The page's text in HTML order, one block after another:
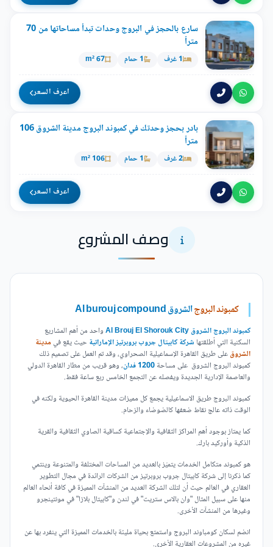
سارع بالحجز في البروج وحدات تبدأ مساحاتها من 70
متراً
1 غرف 1 حمام 67 m²
اعرف السعر
بادر بحجز وحدتك في كمبوند البروج مدينة الشروق 106
متراً
2 غرف 1 حمام 106 m²
اعرف السعر
وصف المشروع
كمبوند البروجالشروق Al burouj compound
كمبوند البروج الشروق Al Brouj El Shorouk City
واحد من أهم المشاريع
السكنية التي أطلقتها شركة كابيتال جروب بروبرتيز الإماراتية حيث يقع فيمدينة
الشروقعلى طريق القاهرة الإسماعيلية الصحراوي، وقد تم العمل على تصميم ذلك
كمبوند البروج الشروق على مساحة1200 فدان ، وهو قريب من مطارالقاهرة الدولي
والعاصمة الإدارية الجديدة ويفصله عن التجمع الخامس ربع ساعة فقط.
كمبوند البروج طريق الاسماعيلية يجمع كل مميزات مدينة القاهرة الحيوية ولكنه في
الوقت ذاته عالج نقاط ضعفها كالضوضاء والزحام.
كما يمتاز بوجود أهم المراكز الثقافية والإجتماعية كساقية الصاوي الثقافية والقرية
الذكية وأوركيد بارك.
هو كمبوند متكامل الخدمات يتميّز بالعديد من المساحات المختلفة والمتنوعة وينتمي
كما ذكرنا إلى شركة كابيتال جروب بروبرتيز من الشركات الرائدة في مجال التطوير
العقاري في العالم حيث أن لتلك الشركة العديد من المنشآت المميزة في كافة أنحاء العالم
منها على سبيل المثال "وان بالاس ستريت" في لندن و"كابيتال بلازا" في مونتينجرو
وغيرها من المنشآت الأخرى.
انضم لسكان كومباوند البروج واستمتع بحياة مليئة بالخدمات المميزة التي ينفرد بها عن
غيره من المشروعات العقارية الأخرى.